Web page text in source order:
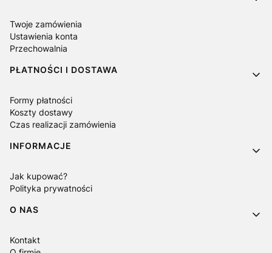
Twoje zamówienia
Ustawienia konta
Przechowalnia
PŁATNOŚCI I DOSTAWA
Formy płatności
Koszty dostawy
Czas realizacji zamówienia
INFORMACJE
Jak kupować?
Polityka prywatności
O NAS
Kontakt